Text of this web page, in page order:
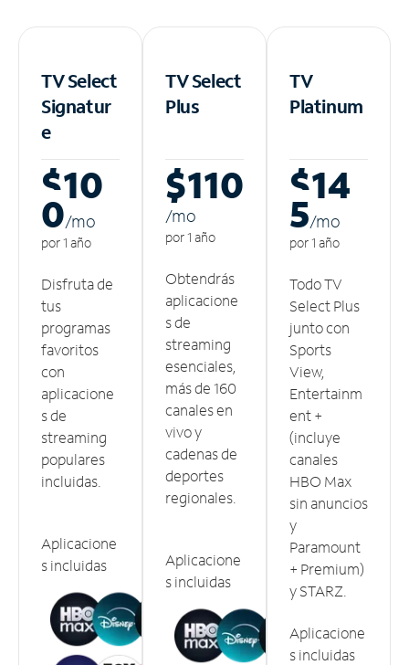
TV Select
Signatur
e
$10
0/mo
por 1 año
Disfruta de
tus
programas
favoritos
con
aplicacione
s de
streaming
populares
incluidas.
Aplicacione
s incluidas
TV Select
Plus
$110
/mo
por 1 año
Obtendrás
aplicacione
s de
streaming
esenciales,
más de 160
canales en
vivo y
cadenas de
deportes
regionales.
Aplicacione
s incluidas
TV
Platinum
$14
5/mo
por 1 año
Todo TV
Select Plus
junto con
Sports
View,
Entertainm
ent +
(incluye
canales
HBO Max
sin anuncios
y
Paramount
+ Premium)
y STARZ.
Aplicacione
s incluidas